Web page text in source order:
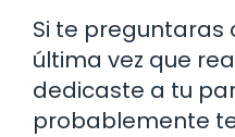
Si te preguntaras
última vez que
dedicaste a tu
probablemente